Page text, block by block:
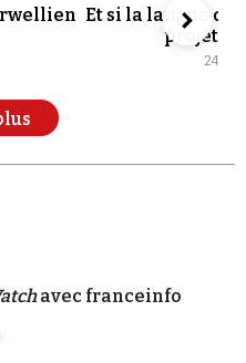
Et si la langue de
projet
24/
avec franceinfo